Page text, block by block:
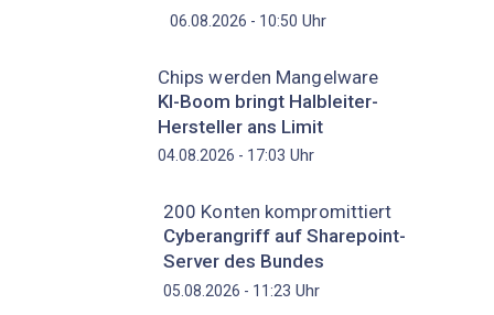
06.08.2026 - 10:50 Uhr
Chips werden Mangelware
KI-Boom bringt Halbleiter-
Hersteller ans Limit
04.08.2026 - 17:03 Uhr
200 Konten kompromittiert
Cyberangriff auf Sharepoint-
Server des Bundes
05.08.2026 - 11:23 Uhr